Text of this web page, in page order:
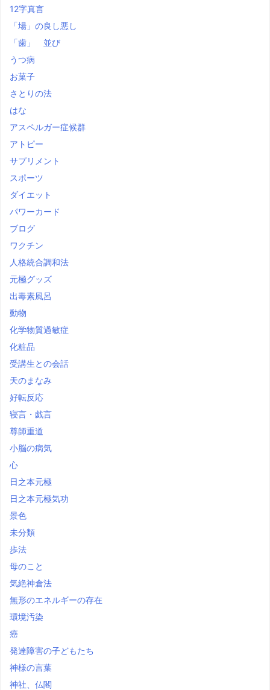
12字真言
「場」の良し悪し
「歯」 並び
うつ病
お菓子
さとりの法
はな
アスペルガー症候群
アトピー
サプリメント
スポーツ
ダイエット
パワーカード
ブログ
ワクチン
人格統合調和法
元極グッズ
出毒素風呂
動物
化学物質過敏症
化粧品
受講生との会話
天のまなみ
好転反応
寝言・戯言
尊師重道
小脳の病気
心
日之本元極
日之本元極気功
景色
未分類
歩法
母のこと
気絶神倉法
無形のエネルギーの存在
環境汚染
癌
発達障害の子どもたち
神様の言葉
神社、仏閣